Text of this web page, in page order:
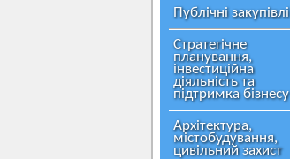
Публічні закупівлі
Стратегічне
планування,
інвестиційна
діяльність та
підтримка бізнесу
Архітектура,
містобудування,
цивільний захист